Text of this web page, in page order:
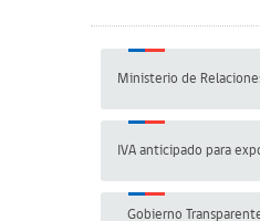
Ministerio de
IVA anticipado para
Gobierno